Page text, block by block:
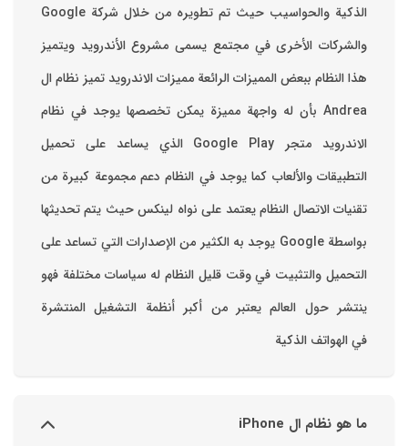
والشركات الأخرى في مجتمع يسمى مشروع الأندرويد ويتميز
هذا النظام ببعض المميزات الرائعة ‏مميزات الاندرويد ‏تميز نظام ال
Andrea بأن له واجهة مميزة يمكن تخصصها ‏يوجد في نظام
الاندرويد متجر Google Play الذي يساعد على تحميل
التطبيقات والألعاب ‏كما يوجد في النظام دعم مجموعة كبيرة من
تقنيات الاتصال ‏النظام يعتمد على نواه لينكس حيث يتم تحديثها
بواسطة ‫Google‬ ‏يوجد به الكثير من الإصدارات التي تساعد على
التحميل والتثبيت في وقت قليل ‏النظام له سياسات مختلفة فهو
ينتشر حول العالم يعتبر من أكبر أنظمة التشغيل المنتشرة
في الهواتف الذكية
ما هو نظام ال iPhone